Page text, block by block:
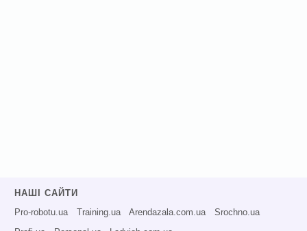
НАШІ САЙТИ
Pro-robotu.ua Training.ua Arendazala.com.ua Srochno.ua